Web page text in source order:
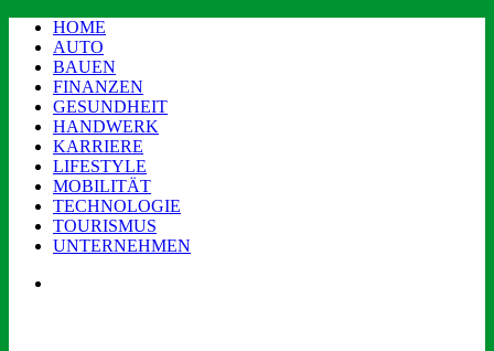
HOME
AUTO
BAUEN
FINANZEN
GESUNDHEIT
HANDWERK
KARRIERE
LIFESTYLE
MOBILITÄT
TECHNOLOGIE
TOURISMUS
UNTERNEHMEN